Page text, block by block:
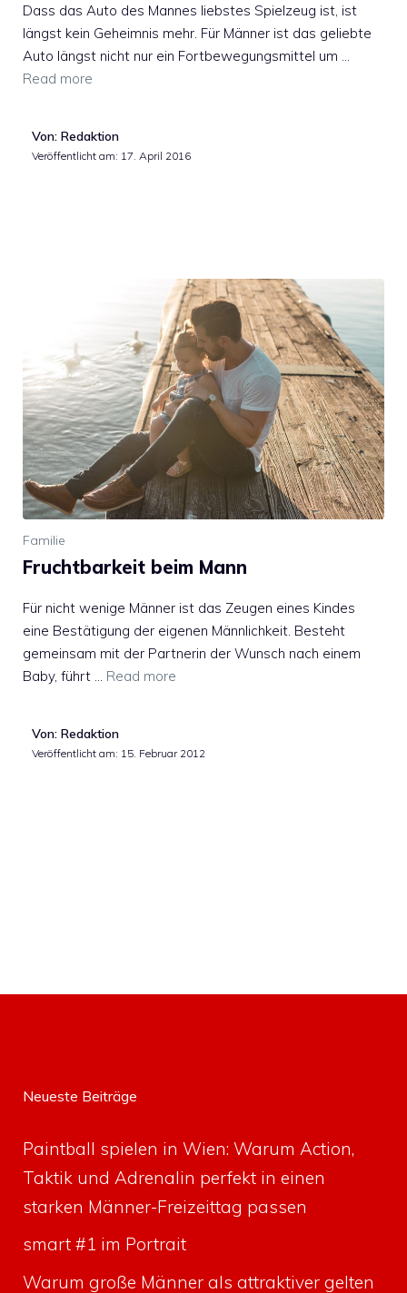
Dass das Auto des Mannes liebstes Spielzeug ist, ist
längst kein Geheimnis mehr. Für Männer ist das geliebte
Auto längst nicht nur ein Fortbewegungsmittel um …
Read more
Von: Redaktion
Veröffentlicht am: 17. April 2016
Familie
Fruchtbarkeit beim Mann
Für nicht wenige Männer ist das Zeugen eines Kindes
eine Bestätigung der eigenen Männlichkeit. Besteht
gemeinsam mit der Partnerin der Wunsch nach einem
Baby, führt … Read more
Von: Redaktion
Veröffentlicht am: 15. Februar 2012
Neueste Beiträge
Paintball spielen in Wien: Warum Action,
Taktik und Adrenalin perfekt in einen
starken Männer-Freizeittag passen
smart #1 im Portrait
Warum große Männer als attraktiver gelten